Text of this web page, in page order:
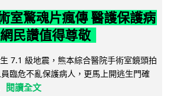
室驚魂片瘋傳 醫護保護病
民讚值得尊敬
7.1 級地震，熊本綜合醫院手術室鏡頭拍
臨危不亂保護病人，更馬上開逃生門確
閱讀全文